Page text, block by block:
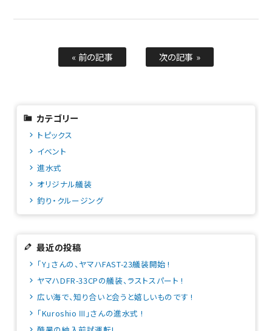
« 前の記事 次の記事 »
カテゴリー
トピックス
イベント
進水式
オリジナル艤装
釣り・クルージング
最近の投稿
「Y」さんの、ヤマハFAST-23艤装開始 !
ヤマハDFR-33CPの艤装、ラストスパート !
広い海で、知り合いと会うと嬉しいものです !
「Kuroshio Ⅲ」さんの進水式 !